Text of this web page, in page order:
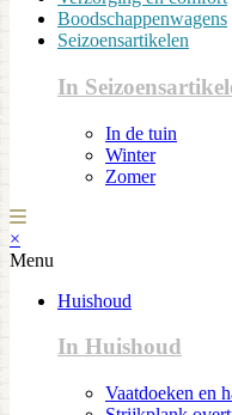
Boodschappenwagens
Seizoensartikelen
In
In de tuin
Winter
Zomer
×
Menu
Huishoud
In Huishoud
Vaatdoeken en